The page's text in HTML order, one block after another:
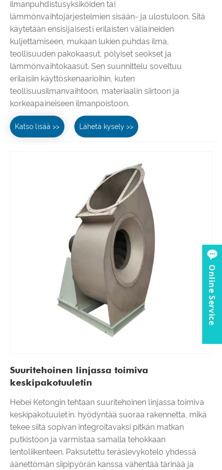
ilmanpuhdistusyksiköiden tai
lämmönvaihtojärjestelmien sisään- ja ulostuloon. Sitä
käytetään ensisijaisesti erilaisten väliaineiden
kuljettamiseen, mukaan lukien puhdas ilma,
teollisuuden pakokaasut, pölyiset seokset ja
lämmönvaihtokaasut. Sen suunnittelu soveltuu
erilaisiin käyttöskenaarioihin, kuten
teollisuusilmanvaihtoon, materiaalin siirtoon ja
korkeapaineiseen ilmanpoistoon.
Katso lisää >> Lähetä kysely >>
Suuritehoinen linjassa toimiva
keskipakotuuletin
Hebei Ketongin tehtaan suuritehoinen linjassa toimiva
keskipakotuuletin. hyödyntää suoraa rakennetta, mikä
tekee siitä sopivan integroitavaksi pitkän matkan
putkistoon ja varmistaa samalla tehokkaan
lentoliikenteen. Paksutettu teräslevykotelo yhdessä
äänettömän siipipyörän kanssa vähentää tärinää ja
Online Service